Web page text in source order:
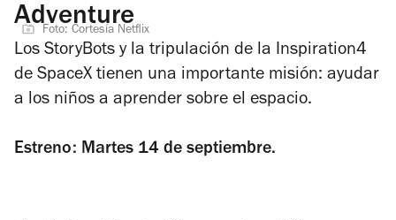
Adventure
Foto: Cortesía Netflix
Los StoryBots y la tripulación de la Inspiration4
de SpaceX tienen una importante misión: ayudar
a los niños a aprender sobre el espacio.
Estreno: Martes 14 de septiembre.